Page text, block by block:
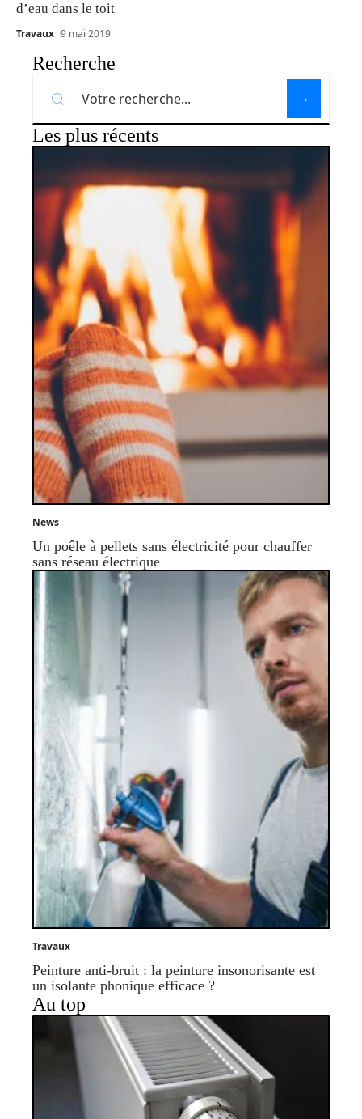
d’eau dans le toit
Travaux 9 mai 2019
Recherche
Les plus récents
News
Un poêle à pellets sans électricité pour chauffer
sans réseau électrique
Travaux
Peinture anti-bruit : la peinture insonorisante est
un isolante phonique efficace ?
Au top